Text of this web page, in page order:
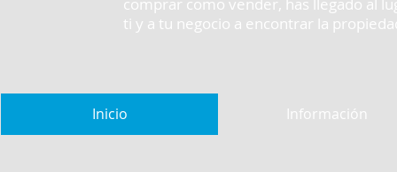
ti y a tu negocio a encontrar la
Inicio Información